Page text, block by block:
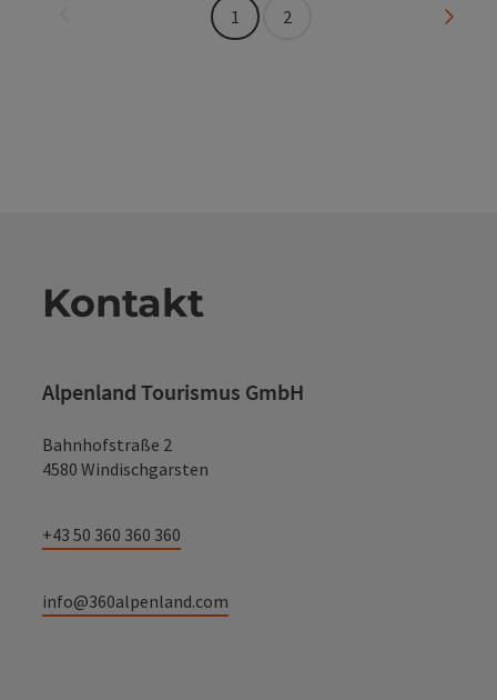
1 2 Seite
Kontakt
Alpenland Tourismus GmbH
Bahnhofstraße 2
4580 Windischgarsten
+43 50 360 360 360
info@360alpenland.com